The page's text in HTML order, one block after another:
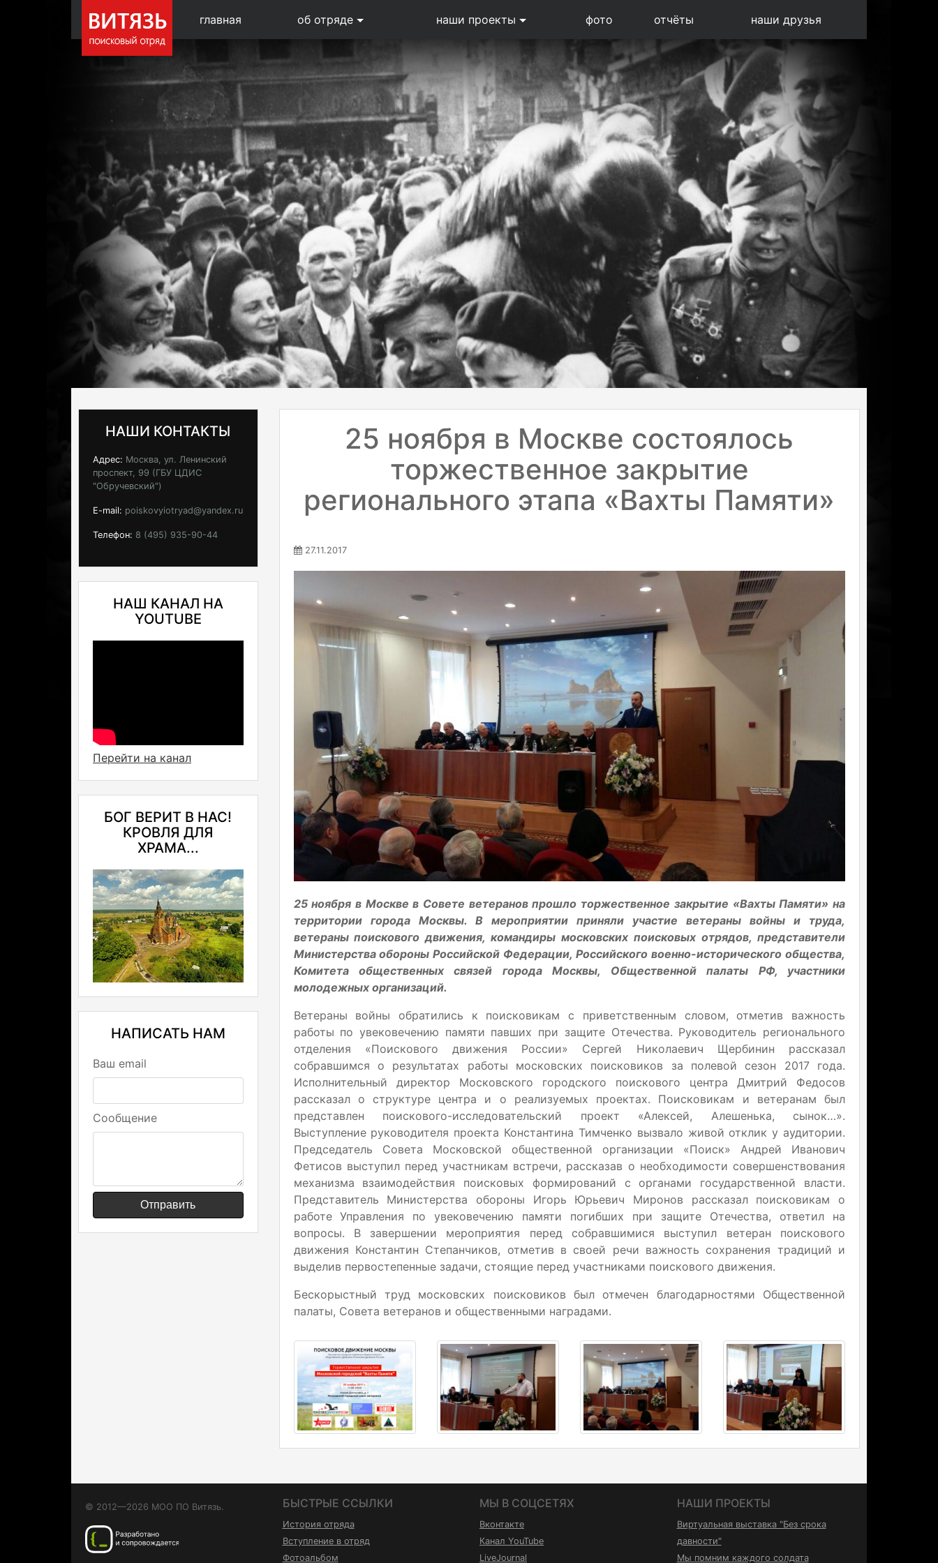
главная об отряде наши проекты фото отчёты наши друзья
НАШИ КОНТАКТЫ
Адрес: Москва, ул. Ленинский
проспект, 99 (ГБУ ЦДИС
"Обручевский")
E-mail: poiskovyiotryad@yandex.ru
Телефон: 8 (495) 935-90-44
НАШ КАНАЛ НА
YOUTUBE
Перейти на канал
БОГ ВЕРИТ В НАС!
КРОВЛЯ ДЛЯ
ХРАМА...
НАПИСАТЬ НАМ
Ваш email
Сообщение
Отправить
25 ноября в Москве состоялось
торжественное закрытие
регионального этапа «Вахты Памяти»
27.11.2017
25 ноября в Москве в Совете ветеранов прошло торжественное закрытие «Вахты Памяти» на
территории города Москвы. В мероприятии приняли участие ветераны войны и труда,
ветераны поискового движения, командиры московских поисковых отрядов, представители
Министерства обороны Российской Федерации, Российского военно-исторического общества,
Комитета общественных связей города Москвы, Общественной палаты РФ, участники
молодежных организаций.
Ветераны войны обратились к поисковикам с приветственным словом, отметив важность
работы по увековечению памяти павших при защите Отечества. Руководитель регионального
отделения «Поискового движения России» Сергей Николаевич Щербинин рассказал
собравшимся о результатах работы московских поисковиков за полевой сезон 2017 года.
Исполнительный директор Московского городского поискового центра Дмитрий Федосов
рассказал о структуре центра и о реализуемых проектах. Поисковикам и ветеранам был
представлен поискового-исследовательский проект «Алексей, Алешенька, сынок…».
Выступление руководителя проекта Константина Тимченко вызвало живой отклик у аудитории.
Председатель Совета Московской общественной организации «Поиск» Андрей Иванович
Фетисов выступил перед участникам встречи, рассказав о необходимости совершенствования
механизма взаимодействия поисковых формирований с органами государственной власти.
Представитель Министерства обороны Игорь Юрьевич Миронов рассказал поисковикам о
работе Управления по увековечению памяти погибших при защите Отечества, ответил на
вопросы. В завершении мероприятия перед собравшимися выступил ветеран поискового
движения Константин Степанчиков, отметив в своей речи важность сохранения традиций и
выделив первостепенные задачи, стоящие перед участниками поискового движения.
Бескорыстный труд московских поисковиков был отмечен благодарностями Общественной
палаты, Совета ветеранов и общественными наградами.
© 2012—2026 МОО ПО Витязь. БЫСТРЫЕ ССЫЛКИ
История отряда
Вступление в отряд
Фотоальбом
МЫ В СОЦСЕТЯХ
Вконтакте
Канал YouTube
LiveJournal
НАШИ ПРОЕКТЫ
Виртуальная выставка "Без срока
давности"
Мы помним каждого солдата